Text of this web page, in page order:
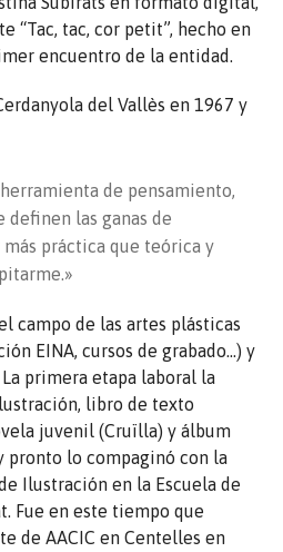
“Tac, tac, cor petit”, hecho en
encuentro de la entidad.
del Vallès en 1967 y
de pensamiento,
definen las ganas de
más práctica que teórica y
campo de las artes plásticas
EINA, cursos de grabado…) y
primera etapa laboral la
libro de texto
juvenil (Cruïlla) y álbum
pronto lo compaginó con la
Ilustración en la Escuela de
Fue en este tiempo que
de AACIC en Centelles en